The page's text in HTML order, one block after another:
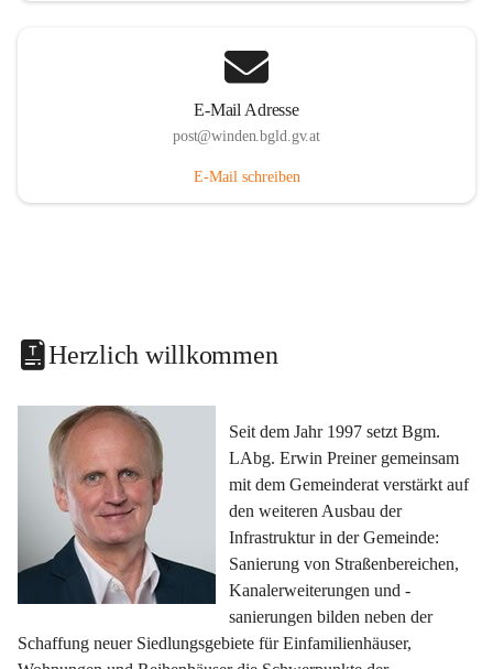
E-Mail Adresse
post@winden.bgld.gv.at
E-Mail schreiben
Herzlich willkommen
Seit dem Jahr 1997 setzt Bgm.
LAbg. Erwin Preiner gemeinsam
mit dem Gemeinderat verstärkt auf
den weiteren Ausbau der
Infrastruktur in der Gemeinde:
Sanierung von Straßenbereichen,
Kanalerweiterungen und -
sanierungen bilden neben der
Schaffung neuer Siedlungsgebiete für Einfamilienhäuser,